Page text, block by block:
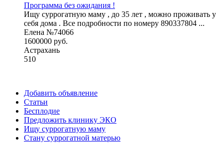
Программа без ожидания !
Ищу суррогатную маму , до 35 лет , можно проживать у
себя дома . Все подробности по номеру 890337804 ...
Елена №74066
1600000 руб.
Астрахань
510
Добавить объявление
Статьи
Бесплодие
Предложить клинику ЭКО
Ищу суррогатную маму
Стану суррогатной матерью